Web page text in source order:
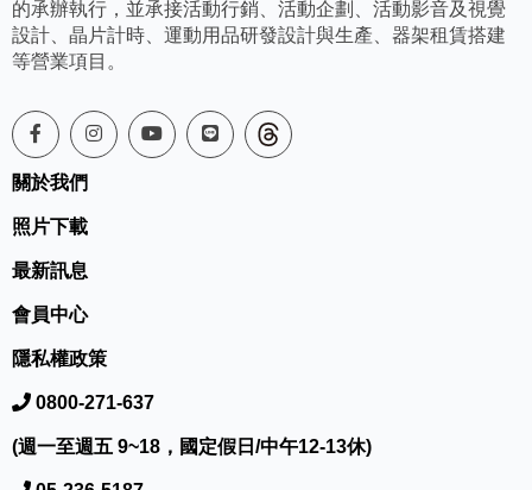
的承辦執行，並承接活動行銷、活動企劃、活動影音及視覺
設計、晶片計時、運動用品研發設計與生產、器架租賃搭建
等營業項目。
關於我們
照片下載
最新訊息
會員中心
隱私權政策
0800-271-637
(週一至週五 9~18，國定假日/中午12-13休)